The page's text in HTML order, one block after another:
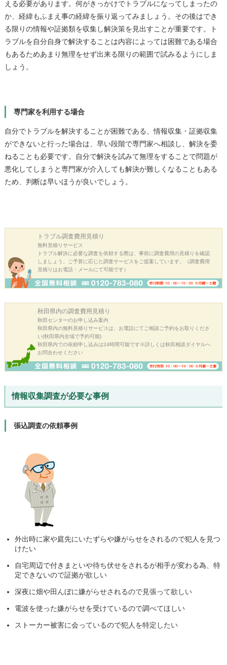
える必要があります。何がきっかけでトラブルになってしまったの
か、経緯もふまえ事の経緯を振り返ってみましょう。その後はでき
る限りの情報や証拠類を収集し解決策を見出すことが重要です。ト
ラブルを自分自身で解決することは内容によっては困難である場合
もあるためあまり無理をせず出来る限りの範囲で試みるようにしま
しょう。
専門家を利用する場合
自分でトラブルを解決することが困難である、情報収集・証拠収集
ができないと行った場合は、早い段階で専門家へ相談し、解決を委
ねることも必要です。自分で解決を試みて無理をすることで問題が
悪化してしまうと専門家が介入しても解決が難しくなることもある
ため、判断は早いほうが良いでしょう。
トラブル調査費用見積り
無料見積りサービス
トラブル解決に必要な調査を依頼する際は、事前に調査費用の見積りを確認
しましょう。ご予算に応じた調査サービスをご提案しています。（調査費用
見積りはお電話・メールにて可能です）
秋田県内の調査費用見積り
秋田センターのお申し込み案内
秋田県内の無料見積りサービスは、お電話にてご相談ご予約をお取りくださ
い(秋田県内全域で予約可能)
秋田県内での依頼申し込みは24時間可能です※詳しくは秋田相談ダイヤルへ
お問合わせください
情報収集調査が必要な事例
張込調査の依頼事例
外出時に家や庭先にいたずらや嫌がらせをされるので犯人を見つ
けたい
自宅周辺で付きまといや待ち伏せをされるが相手が変わる為、特
定できないので証拠が欲しい
深夜に畑や田んぼに嫌がらせされるので見張って欲しい
電波を使った嫌がらせを受けているので調べてほしい
ストーカー被害に会っているので犯人を特定したい